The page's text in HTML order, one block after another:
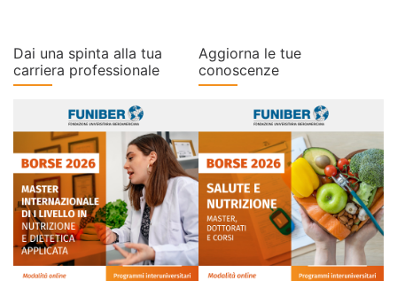
Dai una spinta alla tua
carriera professionale
Aggiorna le tue
conoscenze